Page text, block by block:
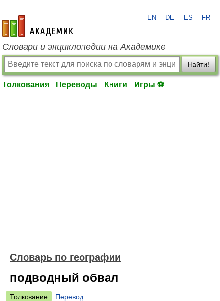
academic.ru
EN DE ES FR
Словари и энциклопедии на Академике
Найти!
Толкования Переводы Книги Игры ⚽
Словарь по географии
подводный обвал
Толкование
Перевод